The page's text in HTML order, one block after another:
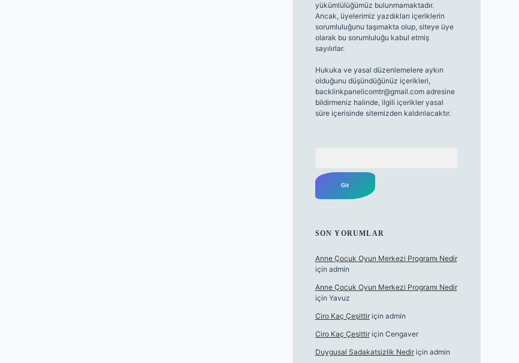
yükümlülüğümüz bulunmamaktadır.
Ancak, üyelerimiz yazdıkları içeriklerin
sorumluluğunu taşımakta olup, siteye üye
olarak bu sorumluluğu kabul etmiş
sayılırlar.
Hukuka ve yasal düzenlemelere aykırı
olduğunu düşündüğünüz içerikleri,
backlinkpanelicomtr@gmail.comadresine
bildirmeniz halinde, ilgili içerikler yasal
süre içerisinde sitemizden kaldırılacaktır.
SON YORUMLAR
Anne Çocuk Oyun Merkezi Programı Nedir
için admin
Anne Çocuk Oyun Merkezi Programı Nedir
için Yavuz
Ciro Kaç Çeşittiriçin admin
Ciro Kaç Çeşittiriçin Cengaver
Duygusal Sadakatsizlik Nediriçin admin